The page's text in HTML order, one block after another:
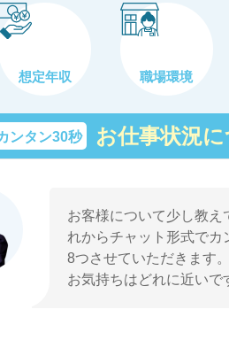
想定年収 職場環境
ンタン30秒 お仕事状況
お客様について少し教え
れからチャット形式でカ
8つさせていただきます。
お気持ちはどれに近いで